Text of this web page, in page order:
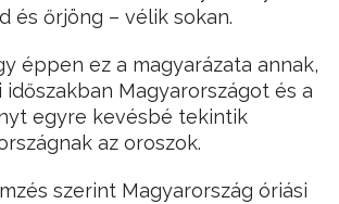
és őrjöng – vélik sokan.
éppen ez a magyarázata annak,
időszakban Magyarországot és a
egyre kevésbé tekintik
az oroszok.
szerint Magyarország óriási